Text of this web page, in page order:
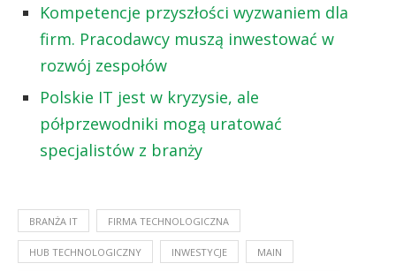
Kompetencje przyszłości wyzwaniem dla
firm. Pracodawcy muszą inwestować w
rozwój zespołów
Polskie IT jest w kryzysie, ale
półprzewodniki mogą uratować
specjalistów z branży
BRANŻA IT FIRMA TECHNOLOGICZNA
HUB TECHNOLOGICZNY INWESTYCJE MAIN